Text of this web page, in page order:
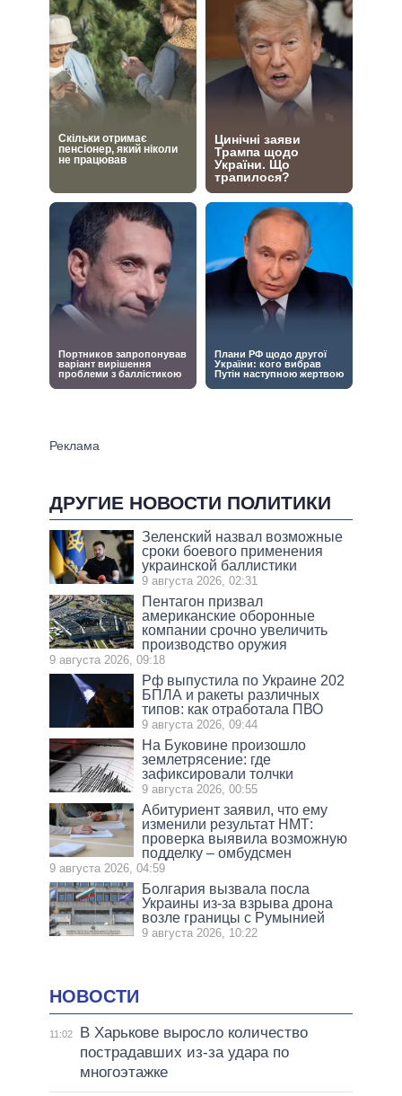
ДРУГИЕ НОВОСТИ ПОЛИТИКИ
Зеленский назвал возможные
сроки боевого применения
украинской баллистики
9 августа 2026, 02:31
Пентагон призвал
американские оборонные
компании срочно увеличить
производство оружия
9 августа 2026, 09:18
Рф выпустила по Украине 202
БПЛА и ракеты различных
типов: как отработала ПВО
9 августа 2026, 09:44
На Буковине произошло
землетрясение: где
зафиксировали толчки
9 августа 2026, 00:55
Абитуриент заявил, что ему
изменили результат НМТ:
проверка выявила возможную
подделку – омбудсмен
9 августа 2026, 04:59
Болгария вызвала посла
Украины из-за взрыва дрона
возле границы с Румынией
9 августа 2026, 10:22
НОВОСТИ
11:02
В Харькове выросло количество
пострадавших из-за удара по
многоэтажке